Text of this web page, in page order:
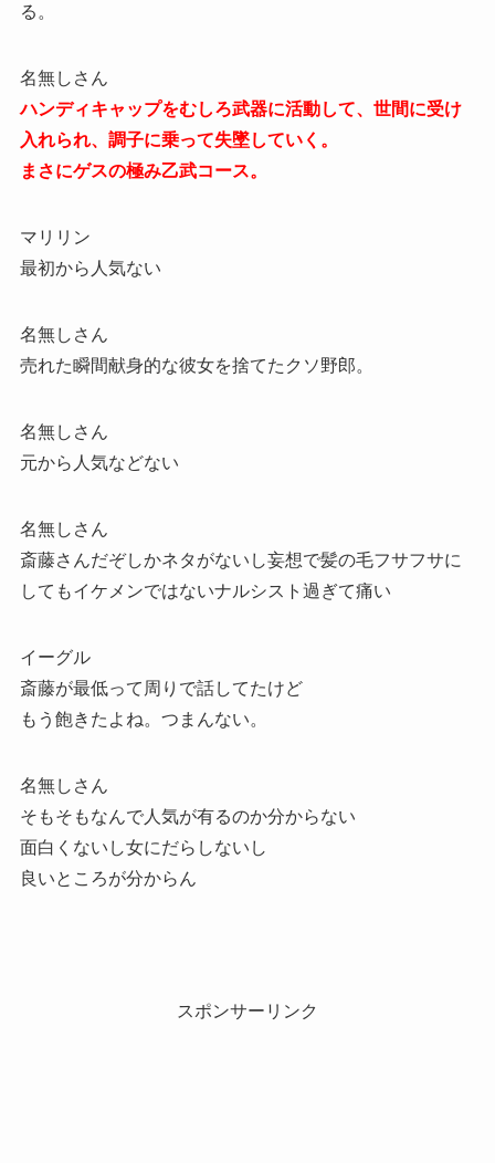
る。
名無しさん
ハンディキャップをむしろ武器に活動して、世間に受け
入れられ、調子に乗って失墜していく。
まさにゲスの極み乙武コース。
マリリン
最初から人気ない
名無しさん
売れた瞬間献身的な彼女を捨てたクソ野郎。
名無しさん
元から人気などない
名無しさん
斎藤さんだぞしかネタがないし妄想で髪の毛フサフサに
してもイケメンではないナルシスト過ぎて痛い
イーグル
斎藤が最低って周りで話してたけど
もう飽きたよね。つまんない。
名無しさん
そもそもなんで人気が有るのか分からない
面白くないし女にだらしないし
良いところが分からん
スポンサーリンク